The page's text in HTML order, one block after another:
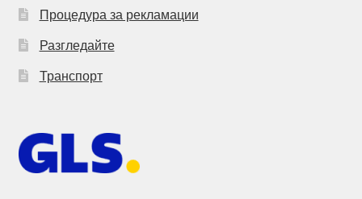
Процедура за рекламации
Разгледайте
Транспорт